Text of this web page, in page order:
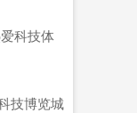
科技体
技博览城